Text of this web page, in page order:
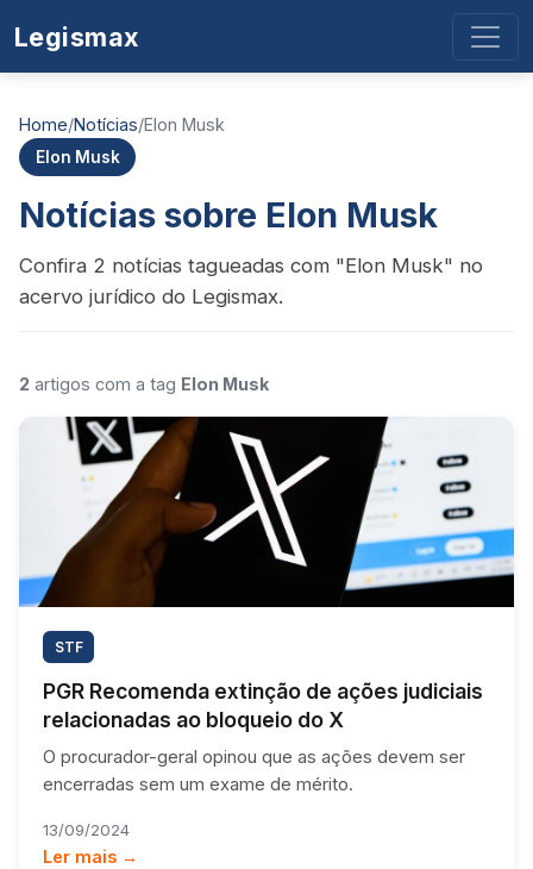
Legismax
Home/Notícias/Elon Musk
Elon Musk
Notícias sobre Elon Musk
Confira 2 notícias tagueadas com "Elon Musk" no
acervo jurídico do Legismax.
2 artigos com a tag Elon Musk
STF
PGR Recomenda extinção de ações judiciais
relacionadas ao bloqueio do X
O procurador-geral opinou que as ações devem ser
encerradas sem um exame de mérito.
13/09/2024
Ler mais →